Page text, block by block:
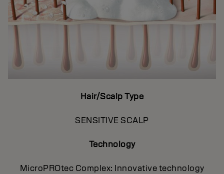
Hair/Scalp Type
SENSITIVE SCALP
Technology
MicroPROtec Complex: Innovative technology